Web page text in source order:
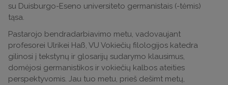
su Duisburgo-Eseno universiteto germanistais (-tėmis)
tąsa.
Pastarojo bendradarbiavimo metu, vadovaujant
profesorei Ulrikei Haß, VU Vokiečių filologijos katedra
gilinosi į tekstynų ir glosarijų sudarymo klausimus,
domėjosi germanistikos ir vokiečių kalbos ateities
perspektyvomis. Jau tuo metu, prieš dešimt metų,